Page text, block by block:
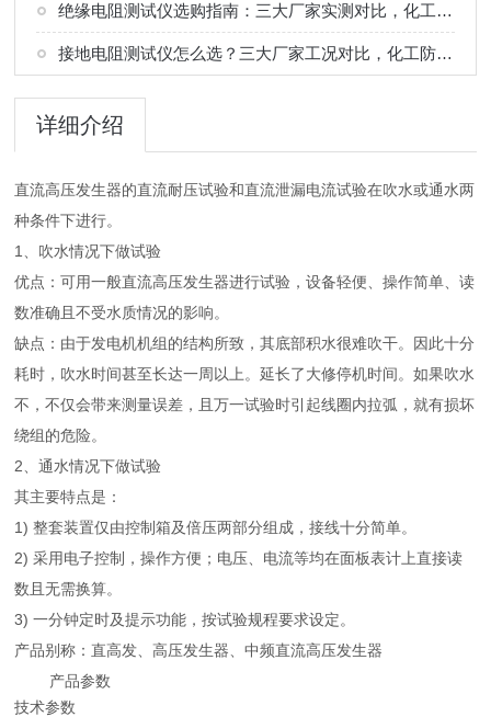
绝缘电阻测试仪选购指南：三大厂家实测对比，化工电气绝缘检测适配
接地电阻测试仪怎么选？三大厂家工况对比，化工防雷接地检测专用
详细介绍
直流高压发生器的直流耐压试验和直流泄漏电流试验在吹水或通水两
种条件下进行。
1、吹水情况下做试验
优点：可用一般直流高压发生器进行试验，设备轻便、操作简单、读
数准确且不受水质情况的影响。
缺点：由于发电机机组的结构所致，其底部积水很难吹干。因此十分
耗时，吹水时间甚至长达一周以上。延长了大修停机时间。如果吹水
不，不仅会带来测量误差，且万一试验时引起线圈内拉弧，就有损坏
绕组的危险。
2、通水情况下做试验
其主要特点是：
1) 整套装置仅由控制箱及倍压两部分组成，接线十分简单。
2) 采用电子控制，操作方便；电压、电流等均在面板表计上直接读
数且无需换算。
3) 一分钟定时及提示功能，按试验规程要求设定。
产品别称：直高发、高压发生器、中频直流高压发生器
产品参数
技术参数